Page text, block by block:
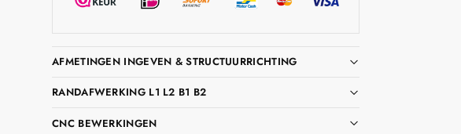
AFMETINGEN INGEVEN & STRUCTUURRICHTING
RANDAFWERKING L1 L2 B1 B2
CNC BEWERKINGEN